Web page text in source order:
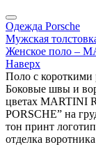
Одежда Porsche
Мужская
Женское поло –
Наверх
Поло с короткими
Боковые швы и
цветах MARTINI
PORSCHE” на
тон принт
отделка